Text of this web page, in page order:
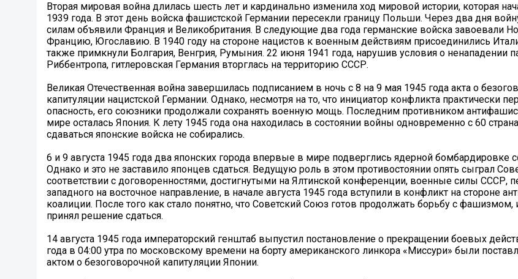
Вторая мировая война длилась шесть лет и кардинально изменила ход мировой истории, которая
1939 года. В этот день войска фашистской Германии пересекли границу Польши. Через два дня
силам объявили Франция и Великобритания. В следующие два года германские войска завоевали
Францию, Югославию. В 1940 году на стороне нацистов к военным действиям присоединились
также примкнули Болгария, Венгрия, Румыния. 22 июня 1941 года, нарушив условия о ненападении
Риббентропа, гитлеровская Германия вторглась на территорию СССР.
Великая Отечественная война завершилась подписанием в ночь с 8 на 9 мая 1945 года акта о
капитуляции нацистской Германии. Однако, несмотря на то, что инициатор конфликта практически
опасность, его союзники продолжали сохранять военную мощь. Последним противником
мире осталась Япония. К лету 1945 года она находилась в состоянии войны одновременно с 60
сдаваться японские войска не собирались.
6 и 9 августа 1945 года два японских города впервые в мире подверглись ядерной бомбардировке
Однако и это не заставило японцев сдаться. Ведущую роль в этом противостоянии опять сыграл
соответствии с договоренностями, достигнутыми на Ялтинской конференции, военные силы СССР,
западного на восточное направление, в начале августа 1945 года вступили в конфликт на стороне
коалиции. После того как стало понятно, что Советский Союз готов продолжать борьбу с
принял решение сдаться.
14 августа 1945 года императорский генштаб выпустил постановление о прекращении боевых
года в 04:00 утра по московскому времени на борту американского линкора «Миссури» были
актом о безоговорочной капитуляции Японии.